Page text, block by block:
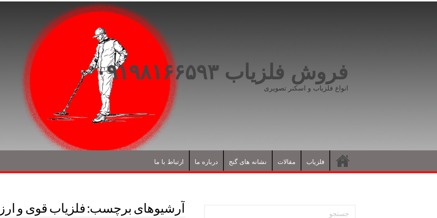
فروش فلزیاب ۰۹۱۹۸۱۶۶۵۹۳
انواع فلزیاب و اسکنر تصویری
فلزیاب مقالات نشانه های گنج درباره ما ارتباط با ما
آرشیوهای برچسب: فلزیاب قوی و